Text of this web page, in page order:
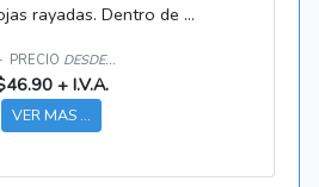
rayadas. Dentro de ...
PRECIO DESDE...
+ I.V.A.
VER MAS ...